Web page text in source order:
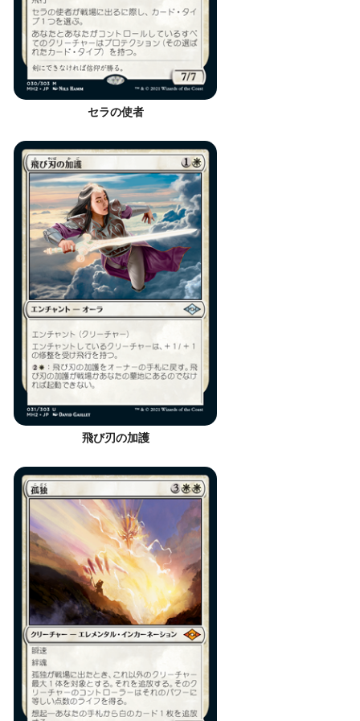
セラの使者
飛び刃の加護